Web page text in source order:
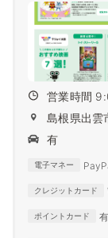
営業時間
島根県出雲
有
電子マネー
クレジットカード
ポイントカード 有